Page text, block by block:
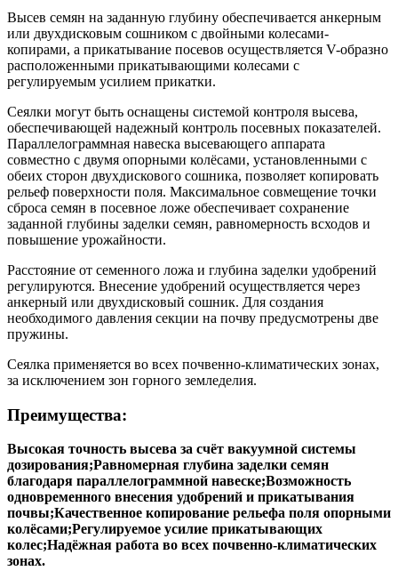
Высев семян на заданную глубину обеспечивается анкерным
или двухдисковым сошником с двойными колесами-
копирами, а прикатывание посевов осуществляется V-образно
расположенными прикатывающими колесами с
Сеялки могут быть оснащены системой контроля высева,
обеспечивающей надежный контроль посевных показателей.
Параллелограммная навеска высевающего аппарата
совместно с двумя опорными колёсами, установленными с
обеих сторон двухдискового сошника, позволяет копировать
рельеф поверхности поля. Максимальное совмещение точки
сброса семян в посевное ложе обеспечивает сохранение
заданной глубины заделки семян, равномерность всходов и
Расстояние от семенного ложа и глубина заделки удобрений
регулируются. Внесение удобрений осуществляется через
анкерный или двухдисковый сошник. Для создания
необходимого давления секции на почву предусмотрены две
Сеялка применяется во всех почвенно-климатических зонах,
Преимущества:
Высокая точность высева за счёт вакуумной системы
дозирования;Равномерная глубина заделки семян
благодаря параллелограммной навеске;Возможность
одновременного внесения удобрений и прикатывания
почвы;Качественное копирование рельефа поля опорными
колёсами;Регулируемое усилие прикатывающих
колес;Надёжная работа во всех почвенно-климатических